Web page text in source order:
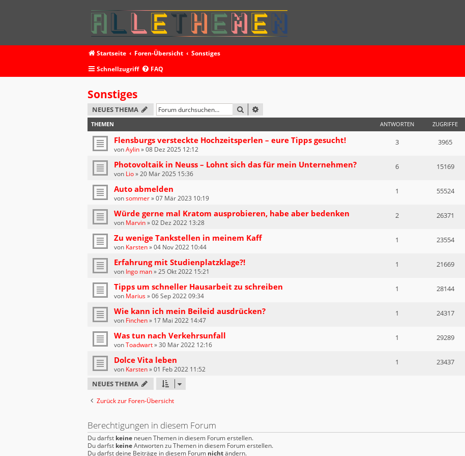
Startseite Foren-Übersicht
Sonstiges
Schnellzugriff
FAQ
Sonstiges
NEUES THEMA SUCHE
THEMEN ANTWORTEN ZUGRIFFE
Flensburgs versteckte Hochzeitsperlen – eure Tipps gesucht!
vonAylin»08 Dez 2025 12:12
3 3965
Photovoltaik in Neuss – Lohnt sich das für mein Unternehmen?
von Lio»20 Mär 2025 15:36
6 15169
Auto abmelden
vonsommer»07 Mär 2023 10:19
1 55524
Würde gerne mal Kratom ausprobieren, habe aber bedenken
von Marvin»02 Dez 2022 13:28
2 26371
Zu wenige Tankstellen in meinem Kaff
von Karsten»04 Nov 2022 10:44
1 23554
Erfahrung mit Studienplatzklage?!
von Ingo man»25 Okt 2022 15:21
1 21669
Tipps um schneller Hausarbeit zu schreiben
von Marius»06 Sep 2022 09:34
1 28144
Wie kann ich mein Beileid ausdrücken?
von Finchen» 17 Mai 2022 14:47
1 24317
Was tun nach Verkehrsunfall
vonToadwart»30 Mär 2022 12:16
1 29289
Dolce Vita leben
von Karsten»01 Feb 2022 11:52
1 23437
NEUES THEMA
Zurück zur Foren-Übersicht
Berechtigungen in diesem Forum
Du darfst keine neuen Themen in diesem Forum erstellen.
Du darfst keineAntworten zu Themen in diesem Forum erstellen.
Du darfst deine Beiträge in diesem Forum nichtändern.